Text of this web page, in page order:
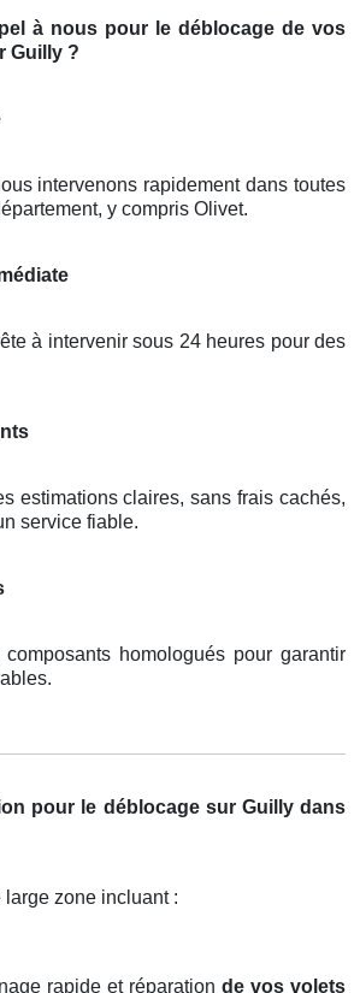
à nous pour le déblocage de vos
Guilly ?
intervenons rapidement dans toutes
y compris Olivet.
à intervenir sous 24 heures pour des
estimations claires, sans frais cachés,
service fiable.
homologués pour garantir
pour le déblocage sur Guilly dans
zone incluant :
rapide et réparation de vos volets